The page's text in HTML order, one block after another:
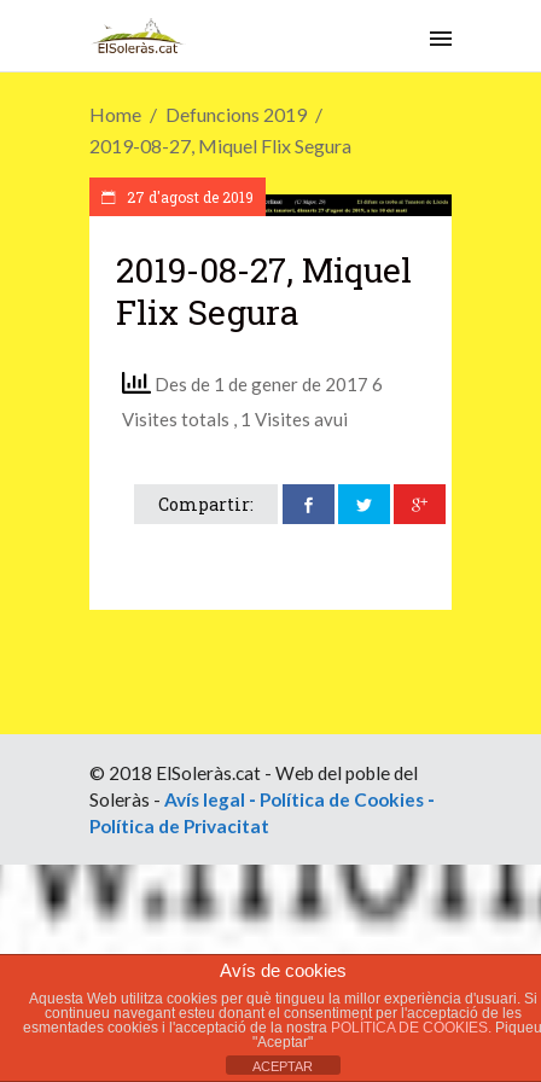
Home
Defuncions 2019
2019-08-27, Miquel Flix Segura
27 d'agost de 2019
2019-08-27, Miquel
Flix Segura
Des de 1 de gener de 2017 6
Visites totals
, 1 Visites avui
Compartir:
© 2018 ElSoleràs.cat - Web del poble del
Soleràs - Avís legal - Política de Cookies -
Política de Privacitat
Avís de cookies
Aquesta Web utilitza cookies per què tingueu la millor experiència d'usuari. Si
continueu navegant esteu donant el consentiment per l'acceptació de les
esmentades cookies i l'acceptació de la nostra POLÍTICA DE COOKIES. Piqueu
"Aceptar"
ACEPTAR